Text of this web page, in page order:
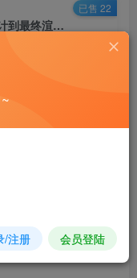
天工开物短视频创作全流程，从封面设计到最终渲染的保姆级实战教程
买，可保存购买订单
已售 22
/注册 会员登陆